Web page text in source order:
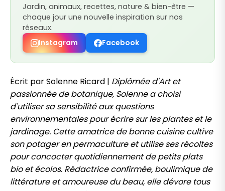
Jardin, animaux, recettes, nature & bien-être —
chaque jour une nouvelle inspiration sur nos
réseaux.
Instagram
Facebook
Écrit par Solenne Ricard | Diplômée d'Art et
passionnée de botanique, Solenne a choisi
d'utiliser sa sensibilité aux questions
environnementales pour écrire sur les plantes et le
jardinage. Cette amatrice de bonne cuisine cultive
son potager en permaculture et utilise ses récoltes
pour concocter quotidiennement de petits plats
bio et écolos. Rédactrice confirmée, boulimique de
littérature et amoureuse du beau, elle dévore tous